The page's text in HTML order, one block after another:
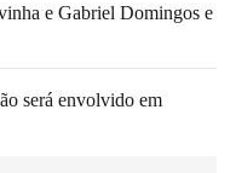
e Gabriel Domingos e
será envolvido em